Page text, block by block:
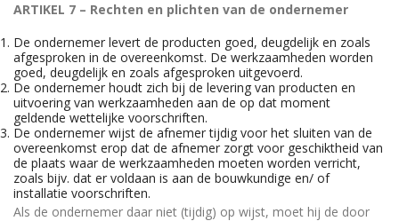
ARTIKEL 7 – Rechten en plichten van de ondernemer
De ondernemer levert de producten goed, deugdelijk en zoals
afgesproken in de overeenkomst. De werkzaamheden worden
goed, deugdelijk en zoals afgesproken uitgevoerd.
De ondernemer houdt zich bij de levering van producten en
uitvoering van werkzaamheden aan de op dat moment
geldende wettelijke voorschriften.
De ondernemer wijst de afnemer tijdig voor het sluiten van de
overeenkomst erop dat de afnemer zorgt voor geschiktheid van
de plaats waar de werkzaamheden moeten worden verricht,
zoals bijv. dat er voldaan is aan de bouwkundige en/ of
installatie voorschriften.
Als de ondernemer daar niet (tijdig) op wijst, moet hij de door